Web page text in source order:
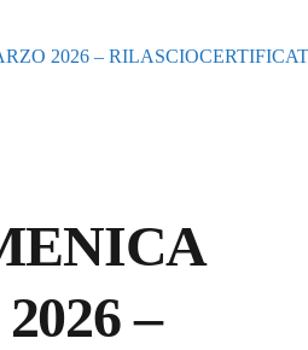
2026 –
–